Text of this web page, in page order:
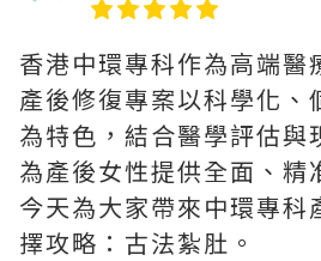
香港中環專科作為高端醫
產後修復專案以科學化、
為特色，結合醫學評估與
為產後女性提供全面、精
今天為大家帶來中環專科
擇攻略：古法紮肚。